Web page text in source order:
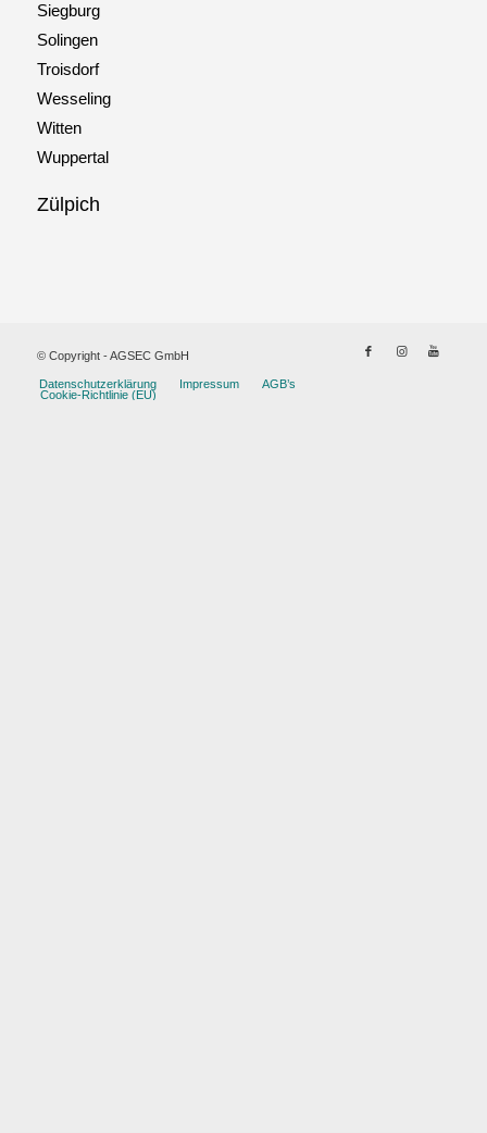
Siegburg
Solingen
Troisdorf
Wesseling
Witten
Wuppertal
Zülpich
© Copyright - AGSEC GmbH
Datenschutzerklärung Impressum
AGB’s
Cookie-Richtlinie (EU)